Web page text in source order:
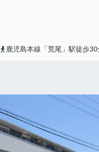
鹿児島本線「荒尾」駅徒歩30